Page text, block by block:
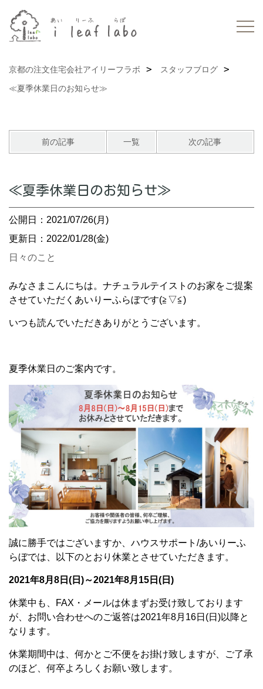
京都の注文住宅会社アイリーフラボ
スタッフブログ
≪夏季休業日のお知らせ≫
前の記事 一覧 次の記事
≪夏季休業日のお知らせ≫
公開日：2021/07/26(月)
更新日：2022/01/28(金)
日々のこと
みなさまこんにちは。ナチュラルテイストのお家をご提案
させていただくあいりーふらぼです(≧▽≦)
いつも読んでいただきありがとうございます。
夏季休業日のご案内です。
誠に勝手ではございますか、ハウスサポート/あいりーふ
らぼでは、以下のとおり休業とさせていただきます。
2021年8月8日(日)～2021年8月15日(日)
休業中も、FAX・メールは休まずお受け致しております
が、お問い合わせへのご返答は2021年8月16日(日)以降と
なります。
休業期間中は、何かとご不便をお掛け致しますが、ご了承
のほど、何卒よろしくお願い致します。